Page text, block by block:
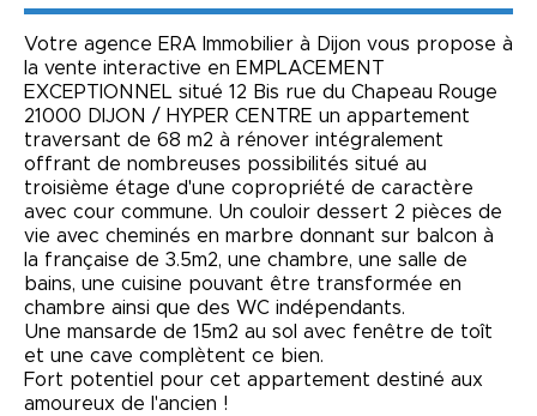
Votre agence ERA Immobilier à Dijon vous propose à
la vente interactive en EMPLACEMENT
EXCEPTIONNEL situé 12 Bis rue du Chapeau Rouge
21000 DIJON / HYPER CENTRE un appartement
traversant de 68 m2 à rénover intégralement
offrant de nombreuses possibilités situé au
troisième étage d'une copropriété de caractère
avec cour commune. Un couloir dessert 2 pièces de
vie avec cheminés en marbre donnant sur balcon à
la française de 3.5m2, une chambre, une salle de
bains, une cuisine pouvant être transformée en
chambre ainsi que des WC indépendants.
Une mansarde de 15m2 au sol avec fenêtre de toît
et une cave complètent ce bien.
Fort potentiel pour cet appartement destiné aux
amoureux de l'ancien !